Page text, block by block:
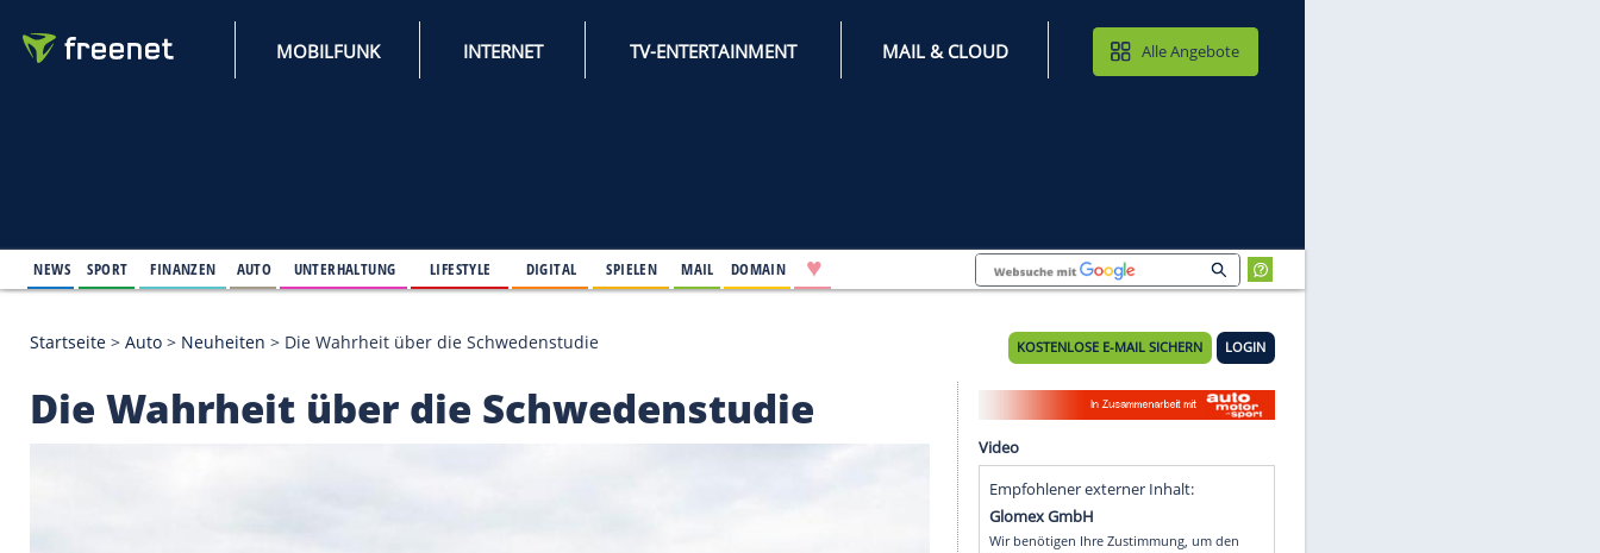
MOBILFUNK INTERNET TV-ENTERTAINMENT MAIL & CLOUD
KOSTENLOSE E-MAIL SICHERN
Startseite >Auto > Neuheiten >Die Wahrheit über die Schwedenstudie
Die Wahrheit über die Schwedenstudie
Video